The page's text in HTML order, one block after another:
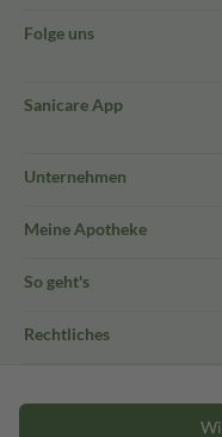
Folge uns
Sanicare App
Unternehmen
Meine Apotheke
So geht's
Rechtliches